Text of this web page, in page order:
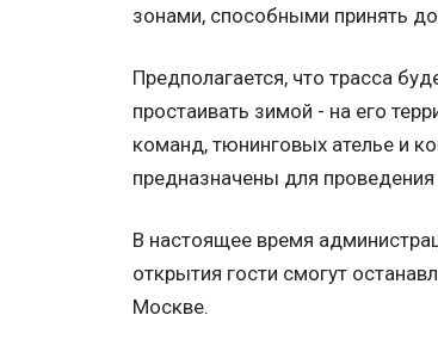
зонами, способными принять
Предполагается, что трасса
простаивать зимой - на его
команд, тюнинговых ателье и
предназначены для
В настоящее время
открытия гости смогут
Москве.